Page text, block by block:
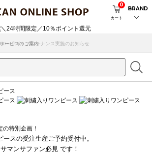
カート
0
BRAND
～サイトメンテナンス実施のお知らせ
ービスのご案内
特別企画！
スの受注生産ご予約受付中。
マンサファン必見 です！